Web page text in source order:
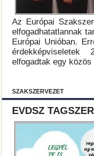
Az Európai
elfogadhatatlannak
Európai Unióban.
elfogadtak egy
SZAKSZERVEZET
EVDSZ